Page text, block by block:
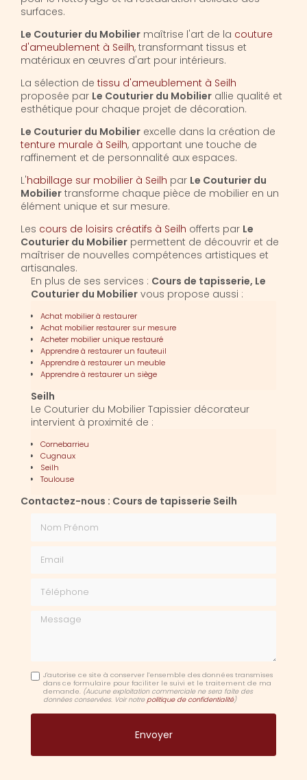
surfaces.
Le Couturier du Mobilier maîtrise l'art de la couture
d'ameublement à Seilh, transformant tissus et
matériaux en œuvres d'art pour intérieurs.
La sélection de tissu d'ameublement à Seilh
proposée par Le Couturier du Mobilier allie qualité et
esthétique pour chaque projet de décoration.
Le Couturier du Mobilier excelle dans la création de
tenture murale à Seilh, apportant une touche de
raffinement et de personnalité aux espaces.
L'habillage sur mobilier à Seilh par Le Couturier du
Mobilier transforme chaque pièce de mobilier en un
élément unique et sur mesure.
Les cours de loisirs créatifs à Seilh offerts par Le
Couturier du Mobilier permettent de découvrir et de
maîtriser de nouvelles compétences artistiques et
artisanales.
En plus de ses services : Cours de tapisserie, Le
Couturier du Mobilier vous propose aussi :
Achat mobilier à restaurer
Achat mobilier restaurer sur mesure
Acheter mobilier unique restauré
Apprendre à restaurer un fauteuil
Apprendre à restaurer un meuble
Apprendre à restaurer un siège
Seilh
Le Couturier du Mobilier Tapissier décorateur
intervient à proximité de :
Cornebarrieu
Cugnaux
Seilh
Toulouse
Contactez-nous : Cours de tapisserie Seilh
Message
J'autorise ce site à conserver l'ensemble des données transmises
dans ce formulaire pour faciliter le suivi et le traitement de ma
demande. (Aucune exploitation commerciale ne sera faite des
données conservées. Voir notrepolitique de confidentialité)